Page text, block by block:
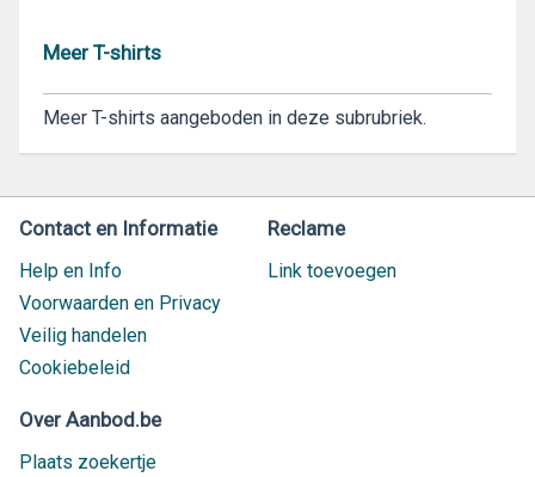
Meer T-shirts
Meer T-shirts aangeboden in deze subrubriek.
Contact en Informatie
Help en Info
Voorwaarden en Privacy
Veilig handelen
Cookiebeleid
Reclame
Link toevoegen
Over Aanbod.be
Plaats zoekertje